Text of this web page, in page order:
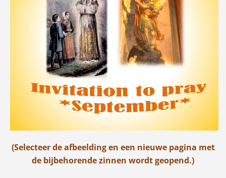
(Selecteer de afbeelding en een nieuwe pagina met
de bijbehorende zinnen wordt geopend.)